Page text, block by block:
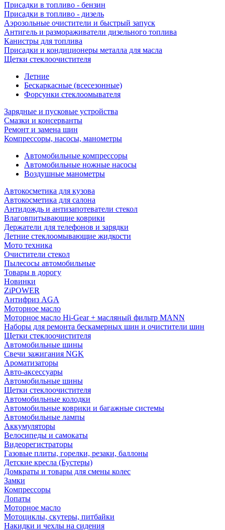
Присадки в топливо - бензин
Присадки в топливо - дизель
Аэрозольные очистители и быстрый запуск
Антигель и размораживатели дизельного топлива
Канистры для топлива
Присадки и кондиционеры металла для масла
Щетки стеклоочистителя
Летние
Бескаркасные (всесезонные)
Форсунки стеклоомывателя
Зарядные и пусковые устройства
Смазки и консерванты
Ремонт и замена шин
Компрессоры, насосы, манометры
Автомобильные компрессоры
Автомобильные ножные насосы
Воздушные манометры
Автокосметика для кузова
Автокосметика для салона
Антидождь и антизапотеватели стекол
Влаговпитывающие коврики
Держатели для телефонов и зарядки
Летние стеклоомывающие жидкости
Мото техника
Очистители стекол
Пылесосы автомобильные
Товары в дорогу
Новинки
ZiPOWER
Антифриз AGA
Моторное масло
Моторное масло Hi-Gear + масляный фильтр MANN
Наборы для ремонта бескамерных шин и очистители шин
Щетки стеклоочистителя
Автомобильные шины
Свечи зажигания NGK
Ароматизаторы
Авто-аксессуары
Автомобильные шины
Щетки стеклоочистителя
Автомобильные колодки
Автомобильные коврики и багажные системы
Автомобильные лампы
Аккумуляторы
Велосипеды и самокаты
Видеорегистраторы
Газовые плиты, горелки, резаки, баллоны
Детские кресла (Бустеры)
Домкраты и товары для смены колес
Замки
Компрессоры
Лопаты
Моторное масло
Мотоциклы, скутеры, питбайки
Накидки и чехлы на сидения